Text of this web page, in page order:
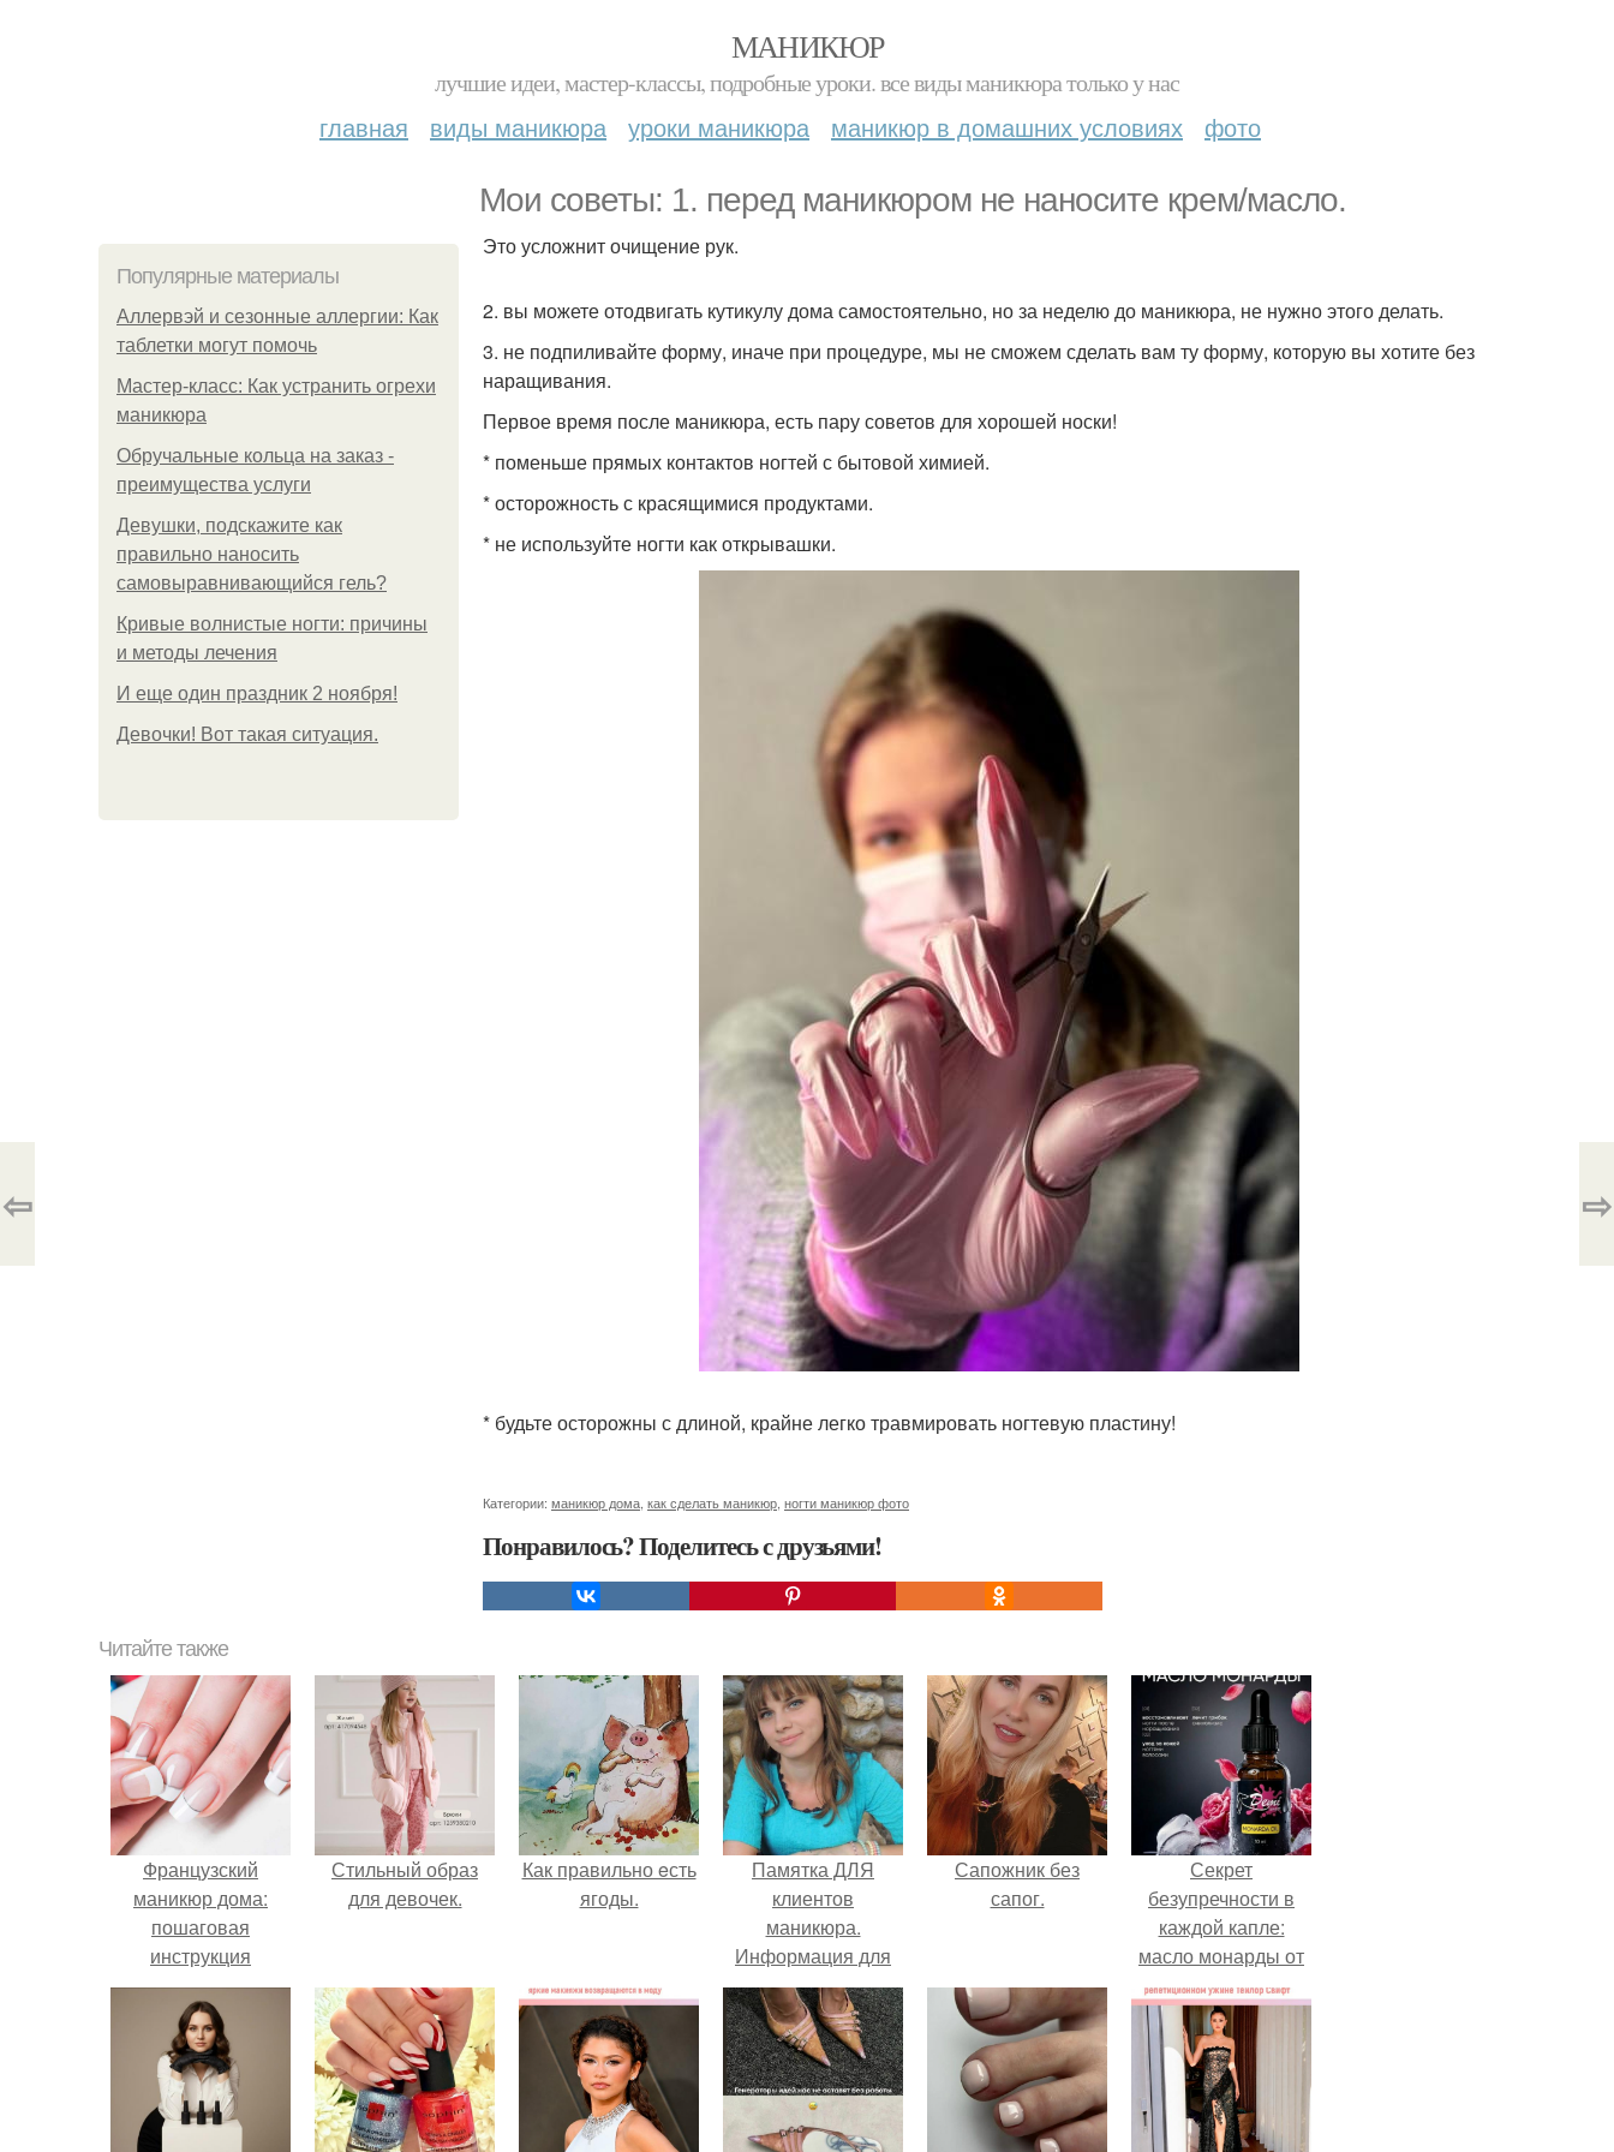
МАНИКЮР
лучшие идеи, мастер-классы, подробные уроки. все виды маникюра только у нас
главная виды маникюра уроки маникюра маникюр в домашних условиях фото
Мои советы: 1. перед маникюром не наносите крем/масло.
Популярные материалы
Аллервэй и сезонные аллергии: Как
таблетки могут помочь
Мастер-класс: Как устранить огрехи
маникюра
Обручальные кольца на заказ -
преимущества услуги
Девушки, подскажите как
правильно наносить
самовыравнивающийся гель?
Кривые волнистые ногти: причины
и методы лечения
И еще один праздник 2 ноября!
Девочки! Вот такая ситуация.
Это усложнит очищение рук.
2. вы можете отодвигать кутикулу дома самостоятельно, но за неделю до маникюра, не нужно этого делать.
3. не подпиливайте форму, иначе при процедуре, мы не сможем сделать вам ту форму, которую вы хотите без
наращивания.
Первое время после маникюра, есть пару советов для хорошей носки!
* поменьше прямых контактов ногтей с бытовой химией.
* осторожность с красящимися продуктами.
* не используйте ногти как открывашки.
* будьте осторожны с длиной, крайне легко травмировать ногтевую пластину!
Категории: маникюр дома как сделать маникюр ногти маникюр фото
Понравилось? Поделитесь с друзьями!
⇦ ⇨
Читайте также
Французский
маникюр дома:
пошаговая
инструкция
Стильный образ
для девочек.
Как правильно eсть
ягоды.
Памятка ДЛЯ
клиентов
маникюра.
Информация для
моих дорогих и
уважаемых
клиентов.
Сапожник без
сапог.
Секрет
безупречности в
каждой капле:
масло монарды от
Demi Sweet.